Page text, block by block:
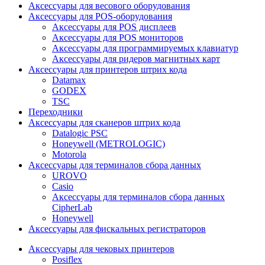
Аксессуары для весового оборудования
Аксессуары для POS-оборудования
Аксессуары для POS дисплеев
Аксессуары для POS мониторов
Аксессуары для программируемых клавиатур
Аксессуары для ридеров магнитных карт
Аксессуары для принтеров штрих кода
Datamax
GODEX
TSC
Переходники
Аксессуары для сканеров штрих кода
Datalogic PSC
Honeywell (METROLOGIC)
Motorola
Аксессуары для терминалов сбора данных
UROVO
Casio
Аксессуары для терминалов сбора данных
CipherLab
Honeywell
Аксессуары для фискальных регистраторов
Аксессуары для чековых принтеров
Posiflex